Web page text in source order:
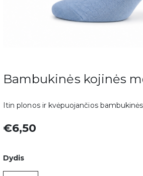
Bambukinės kojinės
Itin plonos ir kvėpuojančios
€6,50
Dydis